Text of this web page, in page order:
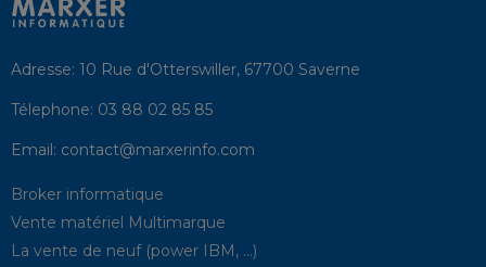
Adresse: 10 Rue d'Otterswiller, 67700 Saverne
Télephone: 03 88 02 85 85
Email: contact@marxerinfo.com​
Broker informatique
Vente matériel Multimarque
La vente de neuf (power IBM, …)